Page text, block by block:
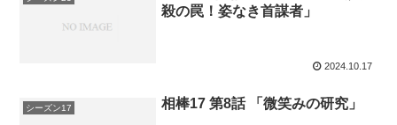
殺の罠！姿なき首謀者」
2024.10.17
シーズン17 相棒17 第8話 「微笑みの研究」